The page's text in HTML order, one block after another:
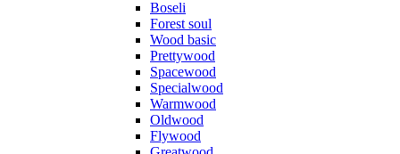
Boseli
Forest soul
Wood basic
Prettywood
Spacewood
Specialwood
Warmwood
Oldwood
Flywood